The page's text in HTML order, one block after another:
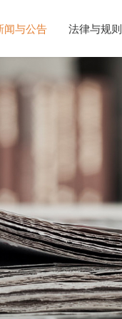
闻与公告 法律与规则